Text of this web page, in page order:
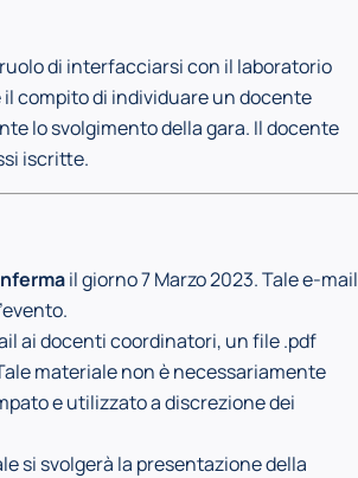
di interfacciarsi con il laboratorio
compito di individuare un docente
lo svolgimento della gara. Il docente
iscritte.
il giorno 7 Marzo 2023. Tale e-mail
ai docenti coordinatori, un file .pdf
materiale non è necessariamente
e utilizzato a discrezione dei
si svolgerà la presentazione della